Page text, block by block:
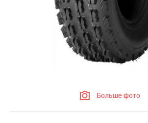
Больше фото